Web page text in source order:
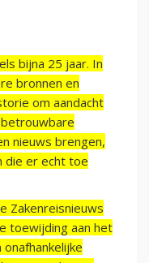
bijna 25 jaar. In
bronnen en
om aandacht
nieuws brengen,
die er echt toe
Zakenreisnieuws
toewijding aan het